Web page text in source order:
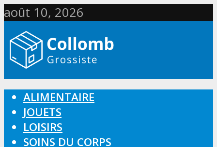
août 10, 2026
ALIMENTAIRE
JOUETS
LOISIRS
SOINS DU CORPS